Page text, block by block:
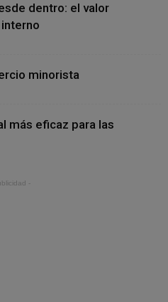
dentro: el valor
minorista
más eficaz para las
-